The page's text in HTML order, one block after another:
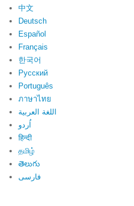
中文
Deutsch
Español
Français
한국어
Русский
Português
ภาษาไทย
اللغة العربية
اُردو
हिन्दी
தமிழ்
తెలుగు
فارسی